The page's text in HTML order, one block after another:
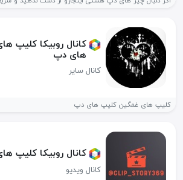
کانال روبیکا کلیپ
های دپ
کانال سایر
کلیپ های غمگین کلیپ های دپ
کانال روبیکا کلیپ
کانال ویدیو